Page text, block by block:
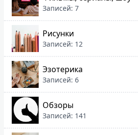
Записей: 7
Рисунки
Записей: 12
Эзотерика
Записей: 6
Обзоры
Записей: 141